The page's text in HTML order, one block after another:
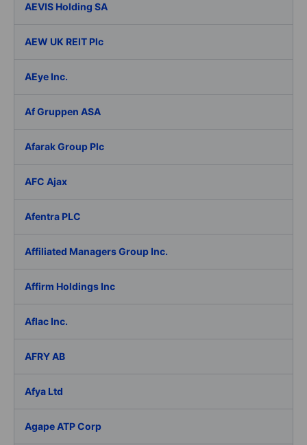
AEVIS Holding SA
AEW UK REIT Plc
AEye Inc.
Af Gruppen ASA
Afarak Group Plc
AFC Ajax
Afentra PLC
Affiliated Managers Group Inc.
Affirm Holdings Inc
Aflac Inc.
AFRY AB
Afya Ltd
Agape ATP Corp